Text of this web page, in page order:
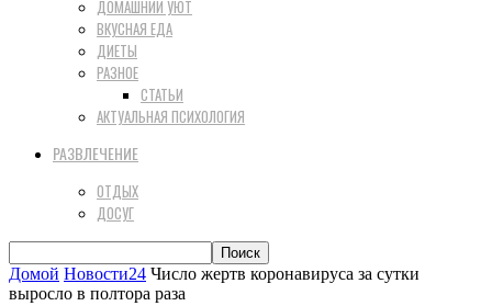
ДОМАШНИЙ УЮТ
ВКУСНАЯ ЕДА
ДИЕТЫ
РАЗНОЕ
СТАТЬИ
АКТУАЛЬНАЯ ПСИХОЛОГИЯ
РАЗВЛЕЧЕНИЕ
ОТДЫХ
ДОСУГ
Домой Новости24 Число жертв коронавируса за сутки
выросло в полтора раза